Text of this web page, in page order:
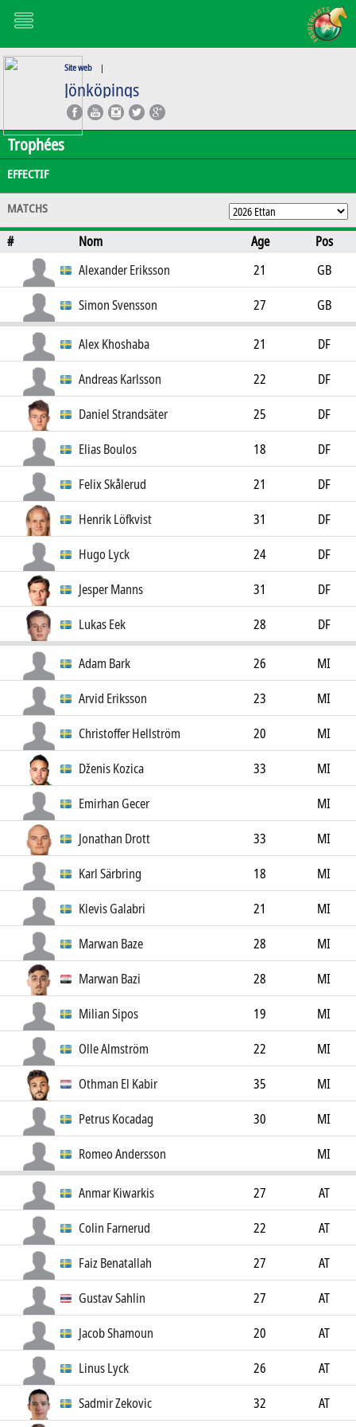
Site web |
Jönköpings
Trophées
EFFECTIF
MATCHS
# Nom Age
Pos
Alexander Eriksson
21
GB
Simon Svensson
27 GB
Alex Khoshaba 21
DF
Andreas Karlsson
22
DF
Daniel Strandsäter
25
DF
Elias Boulos
18
DF
Felix Skålerud
21
DF
Henrik Löfkvist
31
DF
Hugo Lyck
24
DF
Jesper Manns
31
DF
Lukas Eek
28 DF
Adam Bark 26
MI
Arvid Eriksson
23
MI
Christoffer Hellström
20
MI
Dženis Kozica
33
MI
Emirhan Gecer
MI
Jonathan Drott
33
MI
Karl Särbring
18
MI
Klevis Galabri
21
MI
Marwan Baze
28
MI
Marwan Bazi
28
MI
Milian Sipos
19
MI
Olle Almström
22
MI
Othman El Kabir
35
MI
Petrus Kocadag
30
MI
Romeo Andersson
MI
Anmar Kiwarkis 27
AT
Colin Farnerud
22
AT
Faiz Benatallah
27
AT
Gustav Sahlin
27
AT
Jacob Shamoun
20
AT
Linus Lyck
26
AT
Sadmir Zekovic
32 AT